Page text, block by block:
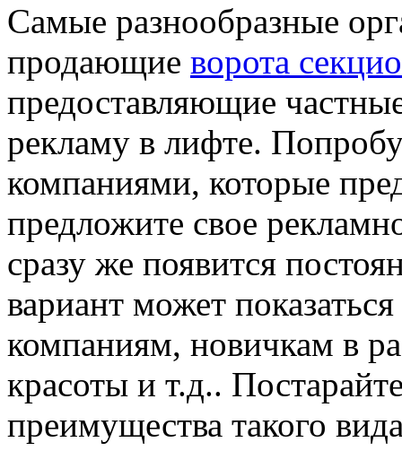
Самые разнообразные
продающие ворота
предоставляющие
рекламу в лифте.
компаниями, которые
предложите свое
сразу же появится
вариант может
компаниям, новичкам в
красоты и т.д..
преимущества такого